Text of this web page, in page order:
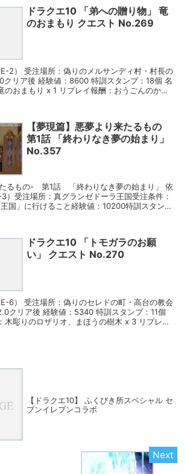
ドラクエ10 「弟への贈り物」 竜
のおまもり クエスト No.269
2） 受注場所：偽りのメルサンディ村・村長の
クリア後 経験値：8600 特訓スタンプ：18個 名
のおまもり x 1 リプレイ報酬：おうごんのかけ
【夢現篇】悪夢より来たるもの
第1話 「終わりなき夢の始まり」
No.357
るもの- 第1話 「終わりなき夢の始まり」 依
）受注場所：真グランゼドーラ王国受注条件：
王国」に行けること経験値：10200特訓スタン
ドラクエ10 「トモガラのお願
い」 クエスト No.270
6） 受注場所：偽りのセレドの町・高台の教会
クリア後 経験値：5340 特訓スタンプ：11個
木彫りのロザリオ、まほうの樹木 x 3 リプレイ
【ドラクエ10】 ふくびき所スペシャル セ
ブンイレブンコラボ